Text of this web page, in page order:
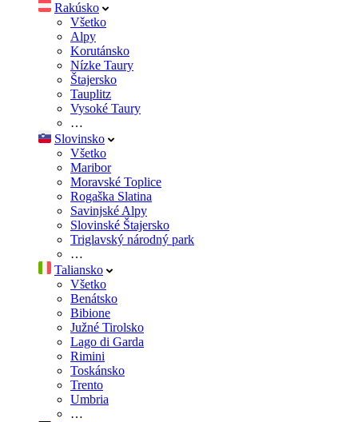
Rakúsko
Všetko
Alpy
Korutánsko
Nízke Taury
Štajersko
Tauplitz
Vysoké Taury
…
Slovinsko
Všetko
Maribor
Moravské Toplice
Rogaška Slatina
Savinjské Alpy
Slovinské Štajersko
Triglavský národný park
…
Taliansko
Všetko
Benátsko
Bibione
Južné Tirolsko
Lago di Garda
Rimini
Toskánsko
Trento
Umbria
…